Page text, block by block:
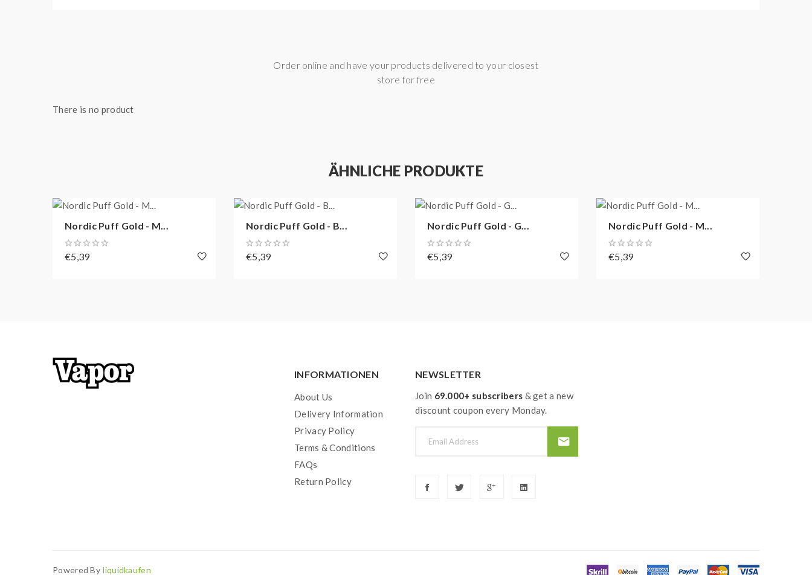
Order online and have your products delivered to your closest
store for free
There is no product
ÄHNLICHE PRODUKTE
Nordic Puff Gold - M...
€5,39
Nordic Puff Gold - B...
€5,39
Nordic Puff Gold - G...
€5,39
Nordic Puff Gold - M...
€5,39
INFORMATIONEN
About Us
Delivery Information
Privacy Policy
Terms & Conditions
FAQs
Return Policy
NEWSLETTER
Join 69.000+ subscribers & get a new
discount coupon every Monday.
Powered By Liquidkaufen